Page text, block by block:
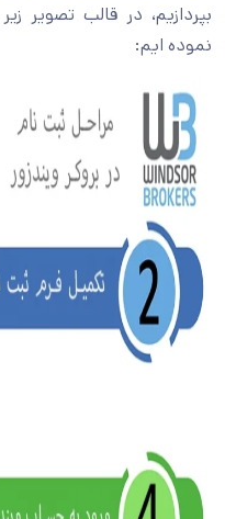
بپردازیم، در قالب تصویر
نموده ایم: